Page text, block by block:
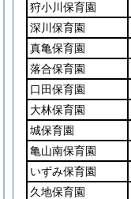
狩小川保育園
深川保育園
真亀保育園
落合保育園
口田保育園
大林保育園
城保育園
亀山南保育園
いずみ保育園
久地保育園